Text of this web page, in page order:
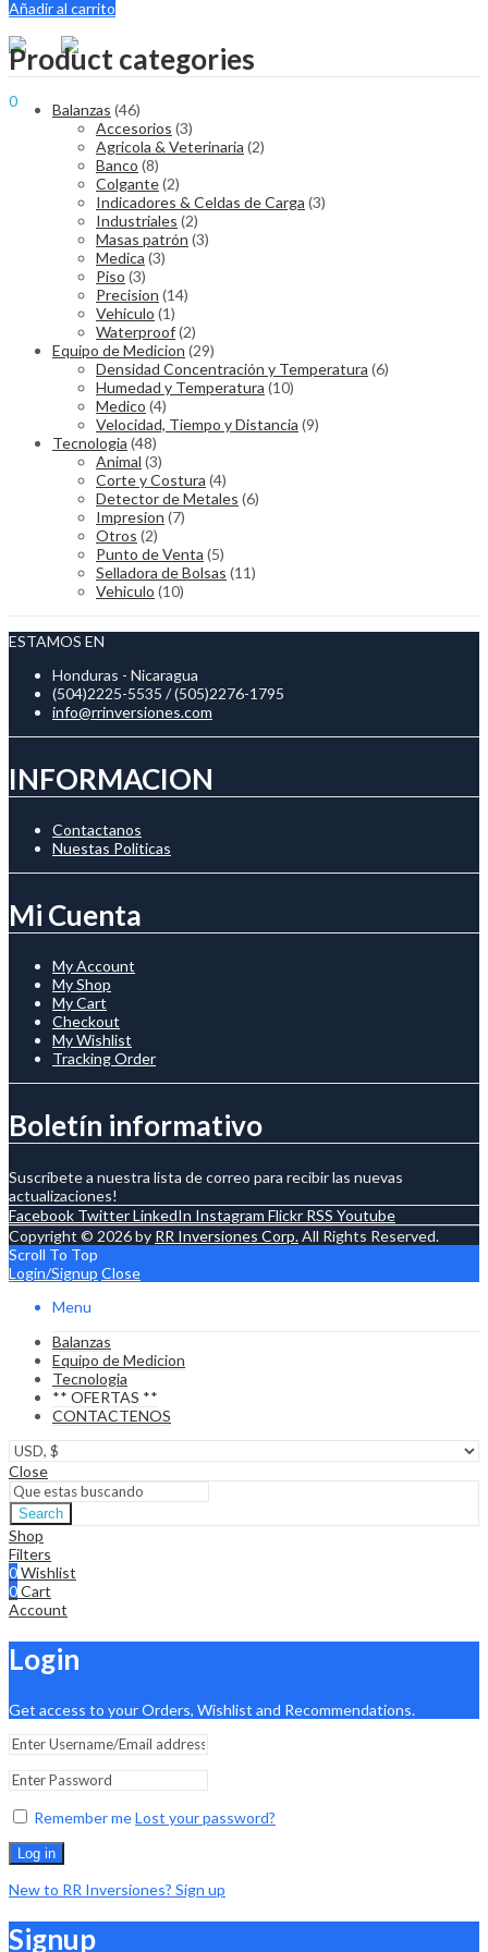
Cart $0.00
0
$ 0.00
Añadir al carrito
Product categories
Balanzas (46)
Accesorios (3)
Agricola & Veterinaria (2)
Banco (8)
Colgante(2)
Indicadores & Celdas de Carga (3)
Industriales (2)
Masas patrón (3)
Medica (3)
Piso (3)
Precision (14)
Vehiculo (1)
Waterproof(2)
Equipo de Medicion (29)
Densidad Concentración y Temperatura (6)
Humedad y Temperatura (10)
Medico (4)
Velocidad, Tiempo y Distancia (9)
Tecnologia (48)
Animal (3)
Corte y Costura (4)
Detector de Metales (6)
Impresion (7)
Otros (2)
Punto de Venta (5)
Selladora de Bolsas (11)
Vehiculo (10)
ESTAMOS EN
Honduras - Nicaragua
(504)2225-5535 / (505)2276-1795
info@rrinversiones.com
INFORMACION
Contactanos
Nuestas Politicas
Mi Cuenta
My Account
My Shop
My Cart
Checkout
My Wishlist
Tracking Order
Boletín informativo
Suscríbete a nuestra lista de correo para recibir las nuevas
actualizaciones!
Facebook TwitterLinkedIn Instagram Flickr RSS Youtube
Copyright © 2026 by RR Inversiones Corp.All Rights Reserved.
Scroll To Top
Login/Signup Close
Menu
Balanzas
Equipo de Medicion
Tecnologia
** OFERTAS **
CONTACTENOS
Close
Search
Shop
Filters
0Wishlist
0Cart
Account
Login
Get access to your Orders, Wishlist and Recommendations.
Remember meLost your password?
Log in
New to RR Inversiones? Sign up
Signup